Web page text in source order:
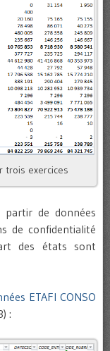
trois exercices
partir de données
de confidentialité
des états sont
ETAFI CONSO
: